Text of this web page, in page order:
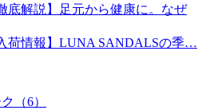
底解説】足元から健康に。なぜ
荷情報】LUNA SANDALSの季…
（6）